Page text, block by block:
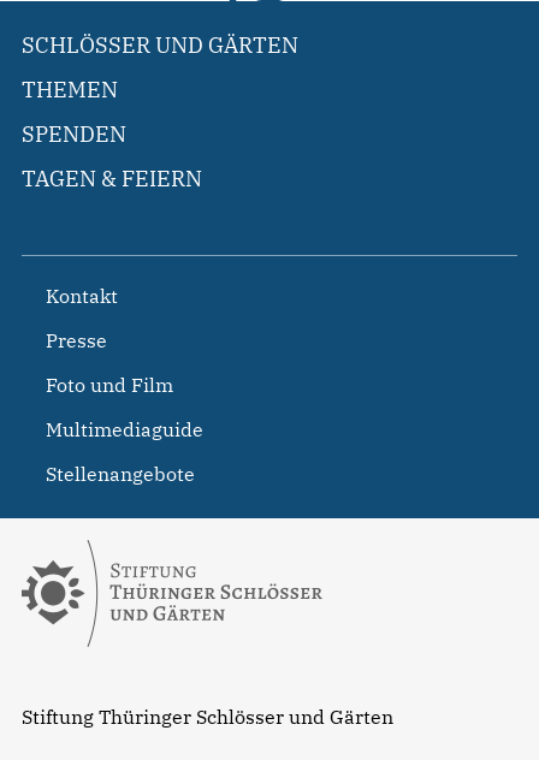
Stiftung Thüringer Schlösser und Gärten
SCHLÖSSER UND GÄRTEN
THEMEN
SPENDEN
TAGEN & FEIERN
Kontakt
Presse
Foto und Film
Multimediaguide
Stellenangebote